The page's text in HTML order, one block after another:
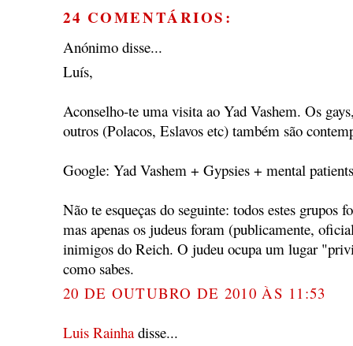
24 COMENTÁRIOS:
Anónimo disse...
Luís,
Aconselho-te uma visita ao Yad Vashem. Os
outros (Polacos, Eslavos etc) também são
Google: Yad Vashem + Gypsies + mental
Não te esqueças do seguinte: todos estes grupos
mas apenas os judeus foram (publicamente,
inimigos do Reich. O judeu ocupa um lugar
como sabes.
20 DE OUTUBRO DE 2010 ÀS 11:53
Luis Rainhadisse...